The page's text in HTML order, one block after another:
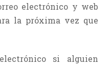
electrónico y web
la próxima vez que
si alguien